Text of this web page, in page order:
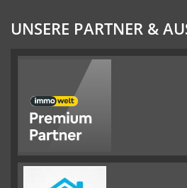
UNSERE PARTNER &